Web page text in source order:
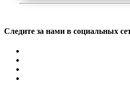
Следите за нами в социальных